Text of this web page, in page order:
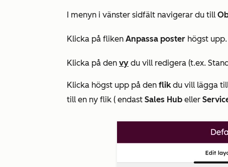
I menyn i vänster sidfält navigerar du till
Klicka på fliken Anpassa poster högst upp.
Klicka på den vy du vill redigera (t.ex.
Klicka högst upp på den flikdu vill lägga
till en ny flik ( endast Sales Hub eller